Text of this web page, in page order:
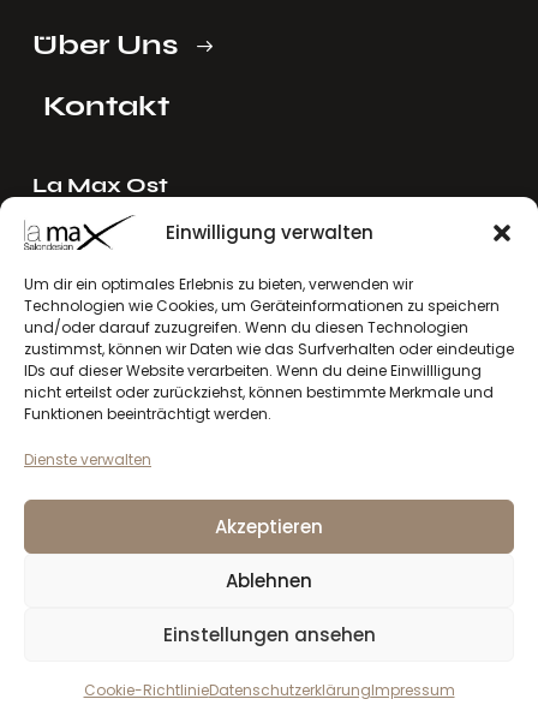
Einwilligung verwalten
Um dir ein optimales Erlebnis zu bieten, verwenden wir
Technologien wie Cookies, um Geräteinformationen zu speichern
und/oder darauf zuzugreifen. Wenn du diesen Technologien
zustimmst, können wir Daten wie das Surfverhalten oder eindeutige
IDs auf dieser Website verarbeiten. Wenn du deine Einwillligung
nicht erteilst oder zurückziehst, können bestimmte Merkmale und
Funktionen beeinträchtigt werden.
Dienste verwalten
Akzeptieren
Ablehnen
Einstellungen ansehen
Cookie-RichtlinieDatenschutzerklärungImpressum
Über Uns
Kontakt
La Max Ost
Ing. Reinhard Mayer e.U.
Stadlgasse 4
2122 Riedenthal, Austria
E-Mail:mayer[at]lamax.at
+436643432630
La Max West
Andreas Larcher e.U.
6410 Telfs, Austria
larcher[at]lamax.at
Datenschutzerklärung
Impressum
la max © 2026. Alle Rechte vorbehalten